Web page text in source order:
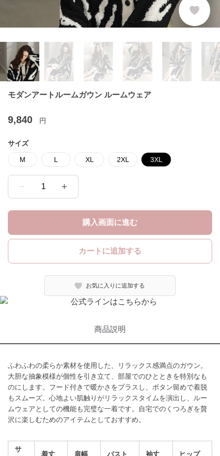
モダンアートルームガウン ルームウェア
9,840 円
サイズ
M L XL 2XL 3XL
1
購入画面に進む
カートに追加する
お気に入りに追加する
商品説明
ふわふわの柔らか素材を使用した、リラックス感満点のガウン。
大胆な抽象模様が個性を引き立て、部屋でのひとときを特別なも
のにします。フード付きで暖かさをプラスし、ボタン留めで着脱
もスムーズ。心地よい肌触りがリラックスタイムを演出し、ルー
ムウェアとしての機能も完璧な一着です。自宅でのくつろぎを贅
沢に楽しむためのアイテムとしておすすめ。
サ
着丈
肩幅
バスト
袖丈
ヒップ